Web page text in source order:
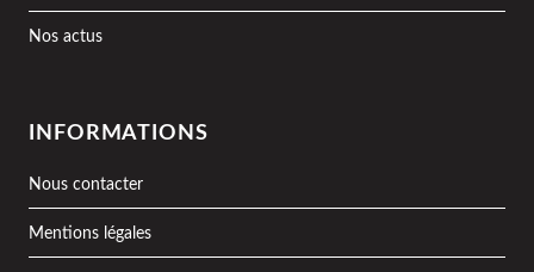
Nos actus
INFORMATIONS
Nous contacter
Mentions légales